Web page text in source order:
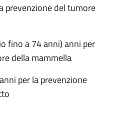
prevenzione del tumore
fino a 74 anni) anni per
della mammella
per la prevenzione